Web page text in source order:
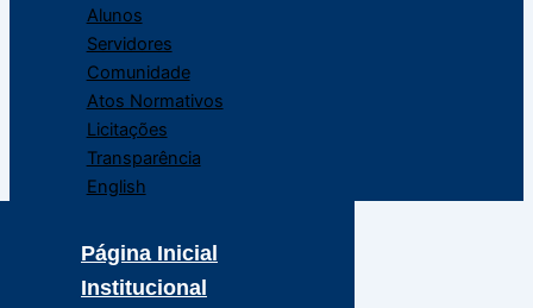
Alunos
Servidores
Comunidade
Atos Normativos
Licitações
Transparência
English
Página Inicial
Institucional